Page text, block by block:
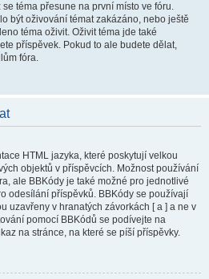
téma přesune na první místo ve fóru.
být oživování témat zakázáno, nebo ještě
téma oživit. Oživit téma jde také
příspěvek. Pokud to ale budete dělat,
fóra.
HTML jazyka, které poskytují velkou
objektů v příspěvcích. Možnost používání
ale BBKódy je také možné pro jednotlivé
odesílání příspěvků. BBKódy se používají
uzavřeny v hranatých závorkách [ a ] a ne v
pomocí BBKódů se podívejte na
na stránce, na které se píší příspěvky.